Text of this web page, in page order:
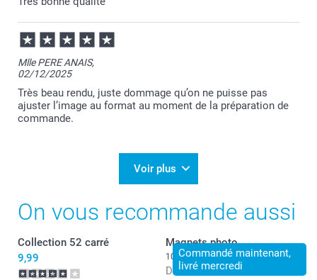
Mlle PERE ANAIS,
02/12/2025
Très beau rendu, juste dommage qu’on ne puisse pas
ajuster l’image au format au moment de la préparation de
commande.
Voir plus
On vous recommande aussi
Collection 52 carré
9,99
Commandé maintenant,
livré mercredi
Magnets photo
10+ variantes
Dès 8,99